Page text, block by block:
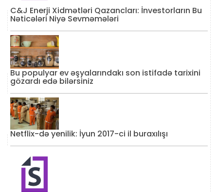
C&J Enerji Xidmətləri Qazancları: İnvestorların Bu
Nəticələri Niyə Sevməmələri
Bu populyar ev əşyalarındakı son istifadə tarixini
gözardı edə bilərsiniz
Netflix-də yenilik: İyun 2017-ci il buraxılışı